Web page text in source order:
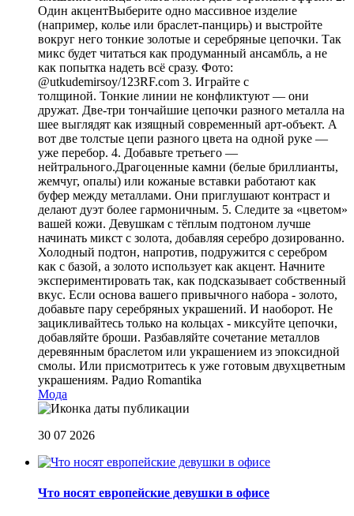
Один акцентВыберите одно массивное изделие
(например, колье или браслет-панцирь) и выстройте
вокруг него тонкие золотые и серебряные цепочки. Так
микс будет читаться как продуманный ансамбль, а не
как попытка надеть всё сразу. Фото:
@utkudemirsoy/123RF.com 3. Играйте с
толщиной. Тонкие линии не конфликтуют — они
дружат. Две-три тончайшие цепочки разного металла на
шее выглядят как изящный современный арт-объект. А
вот две толстые цепи разного цвета на одной руке —
уже перебор. 4. Добавьте третьего —
нейтрального.Драгоценные камни (белые бриллианты,
жемчуг, опалы) или кожаные вставки работают как
буфер между металлами. Они приглушают контраст и
делают дуэт более гармоничным. 5. Следите за «цветом»
вашей кожи. Девушкам с тёплым подтоном лучше
начинать микст с золота, добавляя серебро дозированно.
Холодный подтон, напротив, подружится с серебром
как с базой, а золото использует как акцент. Начните
экспериментировать так, как подсказывает собственный
вкус. Если основа вашего привычного набора - золото,
добавьте пару серебряных украшений. И наоборот. Не
зацикливайтесь только на кольцах - миксуйте цепочки,
добавляйте броши. Разбавляйте сочетание металлов
деревянным браслетом или украшением из эпоксидной
смолы. Или присмотритесь к уже готовым двухцветным
украшениям. Радио Romantika
Мода
30 07 2026
Что носят европейские девушки в офисе